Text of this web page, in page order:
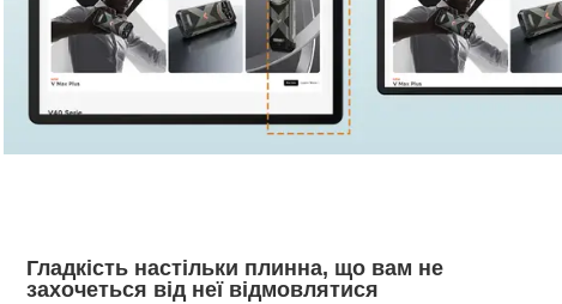
Гладкість настільки плинна, що вам не
захочеться від неї відмовлятися